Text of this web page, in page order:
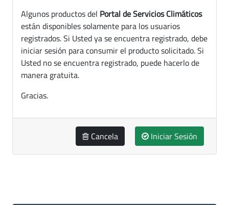
Algunos productos del Portal de Servicios Climáticos
están disponibles solamente para los usuarios
registrados. Si Usted ya se encuentra registrado, debe
iniciar sesión para consumir el producto solicitado. Si
Usted no se encuentra registrado, puede hacerlo de
manera gratuita.
Gracias.
Cancela Iniciar Sesión